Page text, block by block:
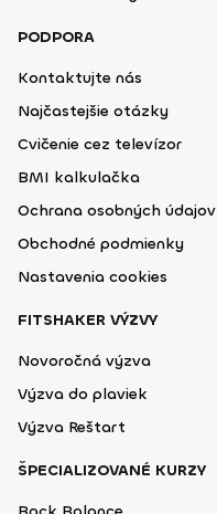
PODPORA
Kontaktujte nás
Najčastejšie otázky
Cvičenie cez televízor
BMI kalkulačka
Ochrana osobných údajov
Obchodné podmienky
Nastavenia cookies
FITSHAKER VÝZVY
Novoročná výzva
Výzva do plaviek
Výzva Reštart
ŠPECIALIZOVANÉ KURZY